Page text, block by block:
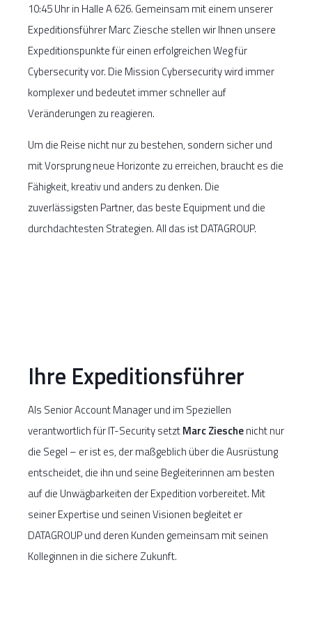
10:45 Uhr in Halle A 626. Gemeinsam mit einem unserer
Expeditionsführer Marc Ziesche stellen wir Ihnen unsere
Expeditionspunkte für einen erfolgreichen Weg für
Cybersecurity vor. Die Mission Cybersecurity wird immer
komplexer und bedeutet immer schneller auf
Veränderungen zu reagieren.
Um die Reise nicht nur zu bestehen, sondern sicher und
mit Vorsprung neue Horizonte zu erreichen, braucht es die
Fähigkeit, kreativ und anders zu denken. Die
zuverlässigsten Partner, das beste Equipment und die
durchdachtesten Strategien. All das ist DATAGROUP.
Ihre Expeditionsführer
Als Senior Account Manager und im Speziellen
verantwortlich für IT-Security setztMarc Zieschenicht nur
die Segel – er ist es, der maßgeblich über die Ausrüstung
entscheidet, die ihn und seine Begleiterinnen am besten
auf die Unwägbarkeiten der Expedition vorbereitet. Mit
seiner Expertise und seinen Visionen begleitet er
DATAGROUP und deren Kunden gemeinsam mit seinen
Kolleginnen in die sichere Zukunft.